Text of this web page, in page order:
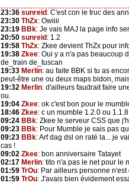
23:36 sunreid : C'est con le truc des
23:30 ThZx: Owiiii
23:19 BBk: Je vais MAJ la page info
20:50 sunreid : 1.2
19:58 ThZx: Zkee devient ThZx pour
19:38 Zkee: Oui y a n'a pas beaucoup
de_train de_tuscan
19:33 Merlin: au faite BBK si tu as
peut-être une ou deux maps bidon,
19:32 Merlin: d'ailleurs faudrait faire
ou.
19:04 Zkee: ok c'est bon pour le
18:46 Zkee: c un mumble 1.2.0 ou
09:24 BBk: Zkee le serveur CSS que
09:23 BBk: Pour Mumble je sais pas
09:23 BBk: Arf dag dsl on raté la... je
cas !
09:02 Zkee: bon anniversaire Tatayet
02:17 Merlin: tito n'a pas le net pour le
01:59 TrOu: Par ailleurs personne
01:59 TrOu: J'avais bien évidement